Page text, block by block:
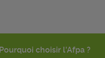
Pourquoi choisir l'Afpa ?